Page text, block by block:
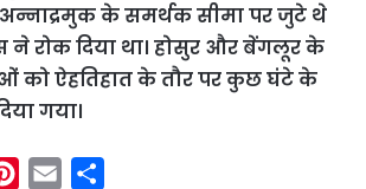
अन्नाद्रमुक के समर्थक सीमा पर जुटे थे
ने रोक दिया था। होसुर और बेंगलूर के
को ऐहतिहात के तौर पर कुछ घंटे के
गया।